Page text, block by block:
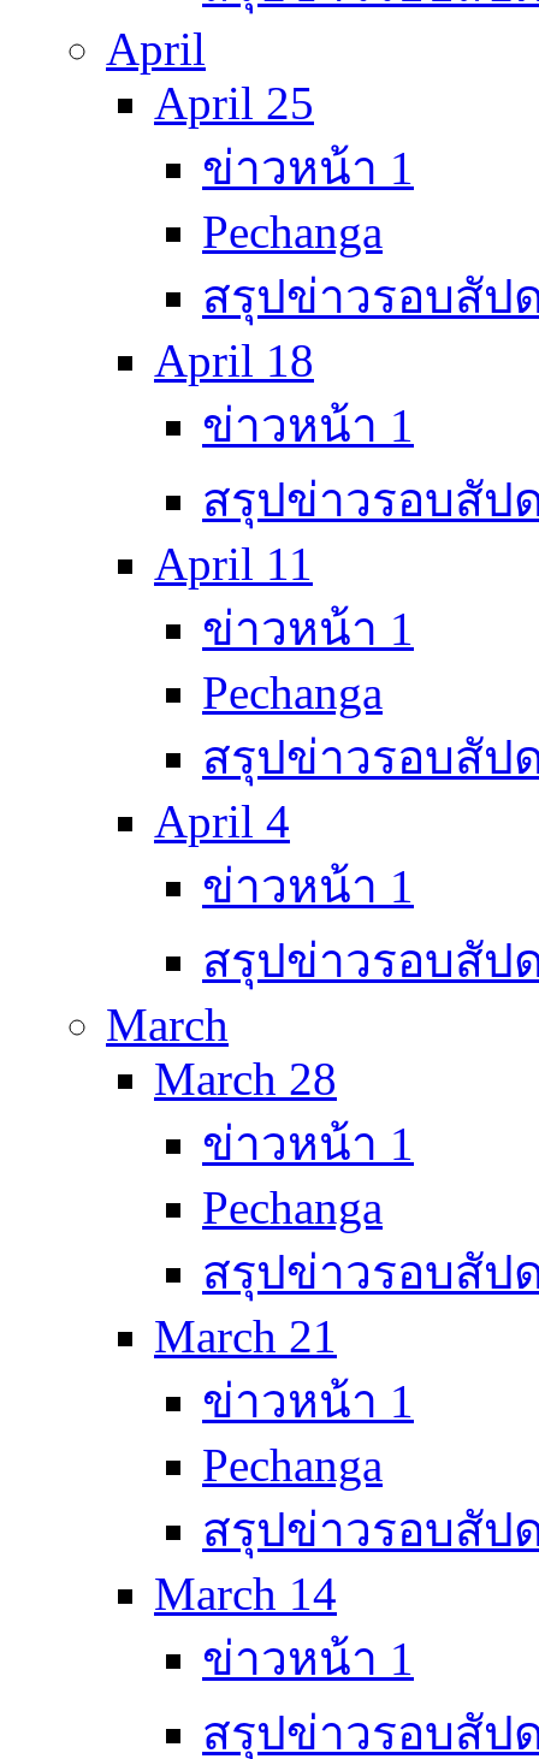
April
April 25
ข่าวหน้า 1
Pechanga
สรุปข่าวรอบสัป
April 18
ข่าวหน้า 1
สรุปข่าวรอบสัป
April 11
ข่าวหน้า 1
Pechanga
สรุปข่าวรอบสัป
April 4
ข่าวหน้า 1
สรุปข่าวรอบสัป
March
March 28
ข่าวหน้า 1
Pechanga
สรุปข่าวรอบสัป
March 21
ข่าวหน้า 1
Pechanga
สรุปข่าวรอบสัป
March 14
ข่าวหน้า 1
สรุปข่าวรอบสัป